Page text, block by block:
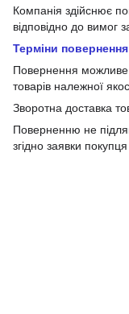
Компанія здійснює
відповідно до вимог
Терміни повернення
Повернення можливе
товарів належної
Зворотна доставка
Поверненню не
згідно заявки